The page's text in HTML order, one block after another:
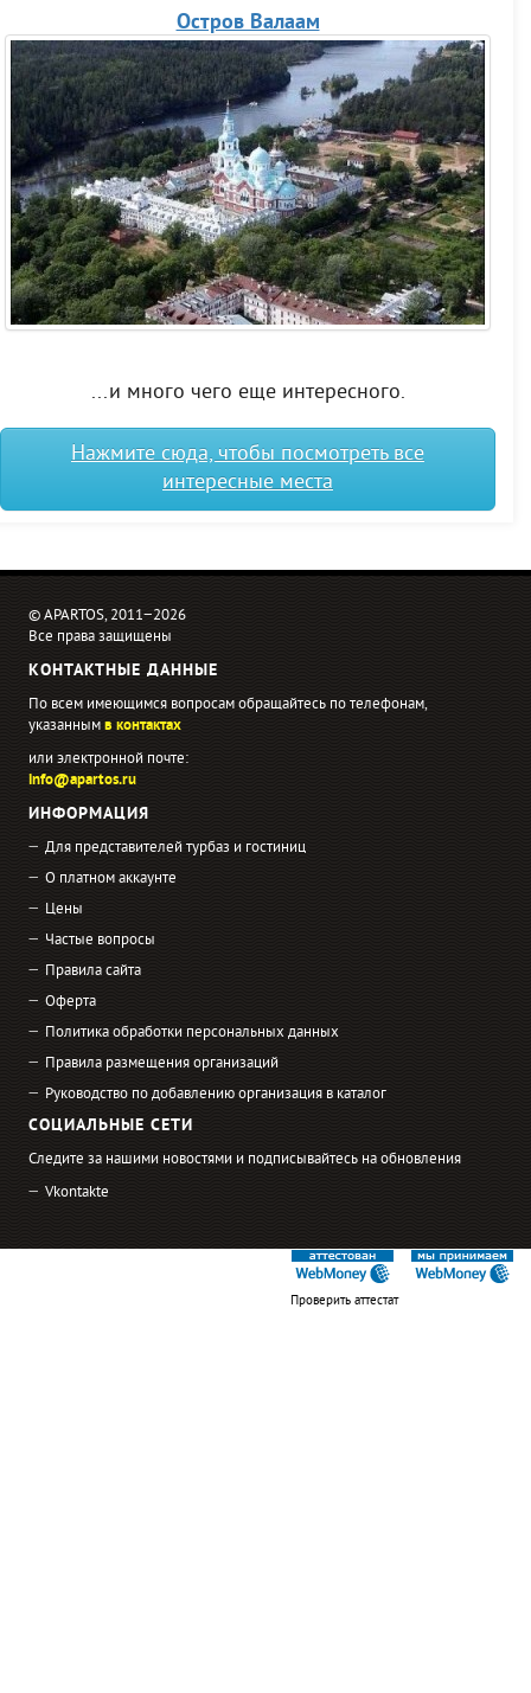
Остров Валаам
...и много чего еще интересного.
Нажмите сюда, чтобы посмотреть все
интересные места
© APARTOS, 2011−2026
Все права защищены
КОНТАКТНЫЕ ДАННЫЕ
По всем имеющимся вопросам обращайтесь по телефонам,
указаннымв контактах
или электронной почте:
info@apartos.ru
ИНФОРМАЦИЯ
Для представителей турбаз и гостиниц
О платном аккаунте
Цены
Частые вопросы
Правила сайта
Оферта
Политика обработки персональных данных
Правила размещения организаций
Руководство по добавлению организация в каталог
СОЦИАЛЬНЫЕ СЕТИ
Следите за нашими новостями и подписывайтесь на обновления
Vkontakte
Проверить аттестат